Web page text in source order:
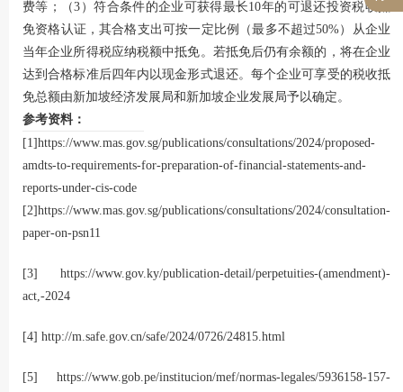
费等；（3）符合条件的企业可获得最长10年的可退还投资税收抵
免资格认证，其合格支出可按一定比例（最多不超过50%）从企业
当年企业所得税应纳税额中抵免。若抵免后仍有余额的，将在企业
达到合格标准后四年内以现金形式退还。每个企业可享受的税收抵
免总额由新加坡经济发展局和新加坡企业发展局予以确定。
参考资料：
[1]https://www.mas.gov.sg/publications/consultations/2024/proposed-
amdts-to-requirements-for-preparation-of-financial-statements-and-
reports-under-cis-code
[2]https://www.mas.gov.sg/publications/consultations/2024/consultation-
paper-on-psn11
[3] https://www.gov.ky/publication-detail/perpetuities-(amendment)-
act,-2024
[4] http://m.safe.gov.cn/safe/2024/0726/24815.html
[5] https://www.gob.pe/institucion/mef/normas-legales/5936158-157-